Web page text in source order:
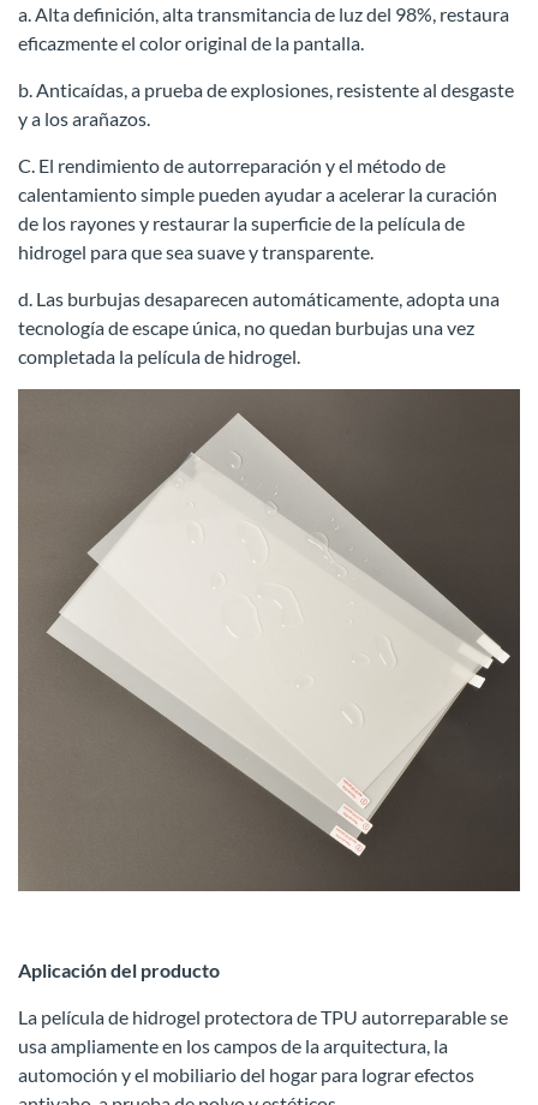
a. Alta definición, alta transmitancia de luz del 98%, restaura
eficazmente el color original de la pantalla.
b. Anticaídas, a prueba de explosiones, resistente al desgaste
y a los arañazos.
C. El rendimiento de autorreparación y el método de
calentamiento simple pueden ayudar a acelerar la curación
de los rayones y restaurar la superficie de la película de
hidrogel para que sea suave y transparente.
d. Las burbujas desaparecen automáticamente, adopta una
tecnología de escape única, no quedan burbujas una vez
completada la película de hidrogel.
Aplicación del producto
La película de hidrogel protectora de TPU autorreparable se
usa ampliamente en los campos de la arquitectura, la
automoción y el mobiliario del hogar para lograr efectos